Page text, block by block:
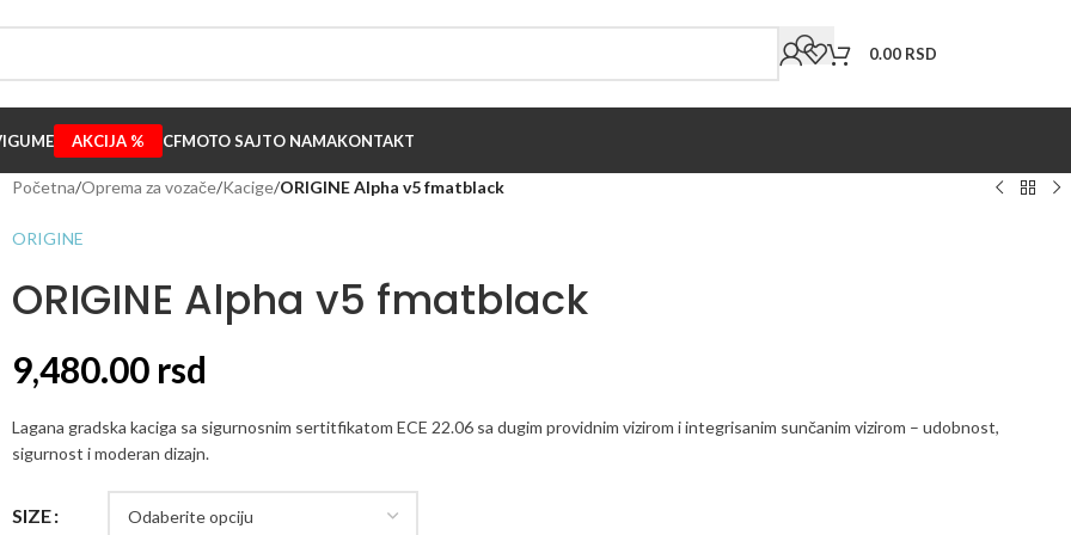
0.00 RSD
GUME AKCIJA % CFMOTO SAJTO NAMAKONTAKT
Početna/Oprema za vozače/Kacige/ORIGINE Alpha v5 fmatblack
ORIGINE
ORIGINE Alpha v5 fmatblack
9,480.00 rsd
Lagana gradska kaciga sa sigurnosnim sertitfikatom ECE 22.06 sa dugim providnim vizirom i integrisanim sunčanim vizirom – udobnost,
sigurnost i moderan dizajn.
SIZE